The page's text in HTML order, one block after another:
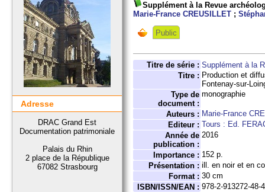
Supplément à la Revue
Marie-France CREUSILLET ;
Public
Titre de série : Supplément à la
Titre : Production et
Fontenay-sur-
Type de
document :
monographie
Auteurs : Marie-France
Editeur : Tours : Ed.
Année de
publication :
2016
Importance : 152 p.
Présentation : ill. en noir et en
Format : 30 cm
ISBN/ISSN/EAN : 978-2-913272-48-4
Adresse
DRAC Grand Est
Documentation patrimoniale
Palais du Rhin
2 place de la République
67082 Strasbourg